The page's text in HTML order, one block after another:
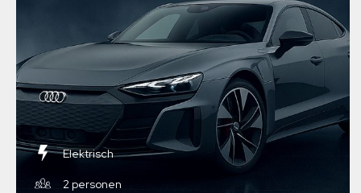
Elektrisch
2 personen